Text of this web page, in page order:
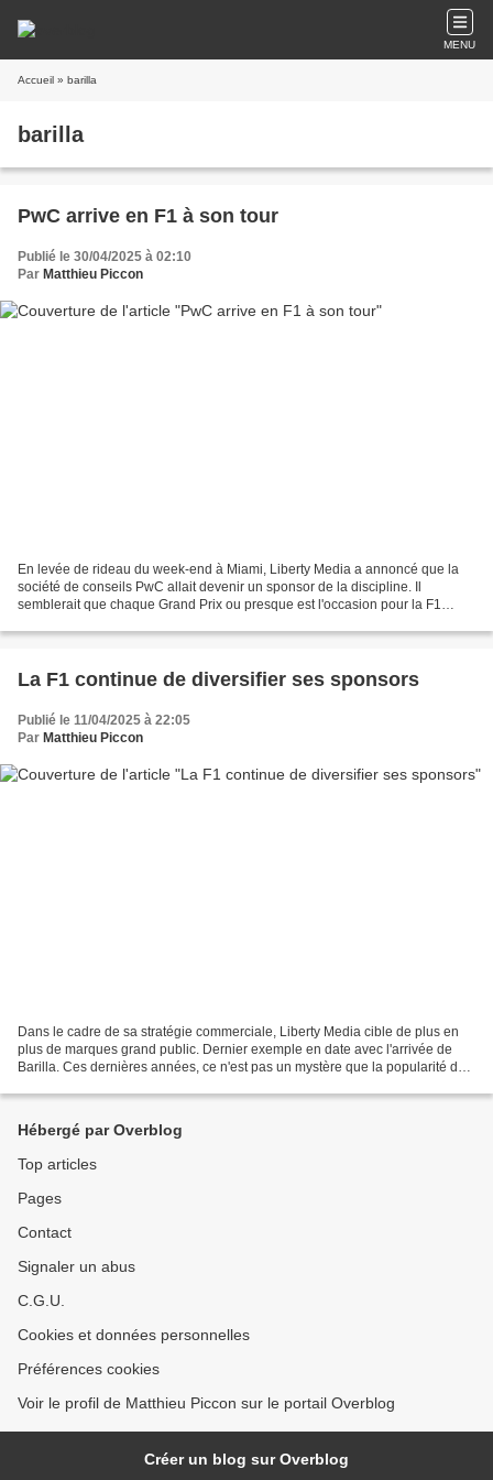
MENU
Accueil » barilla
barilla
PwC arrive en F1 à son tour
Publié le 30/04/2025 à 02:10
Par Matthieu Piccon
En levée de rideau du week-end à Miami, Liberty Media a annoncé que la
société de conseils PwC allait devenir un sponsor de la discipline. Il
semblerait que chaque Grand Prix ou presque est l'occasion pour la F1
La F1 continue de diversifier ses sponsors
Publié le 11/04/2025 à 22:05
Par Matthieu Piccon
Dans le cadre de sa stratégie commerciale, Liberty Media cible de plus en
plus de marques grand public. Dernier exemple en date avec l'arrivée de
Barilla. Ces dernières années, ce n'est pas un mystère que la popularité de
Hébergé par Overblog
Top articles
Pages
Contact
Signaler un abus
C.G.U.
Cookies et données personnelles
Préférences cookies
Voir le profil de Matthieu Piccon sur le portail Overblog
Créer un blog sur Overblog